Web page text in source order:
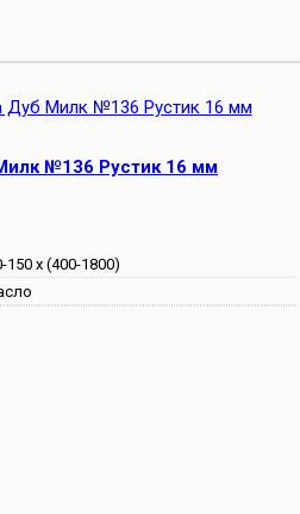
№136 Рустик 16 мм
150 х (400-1800)